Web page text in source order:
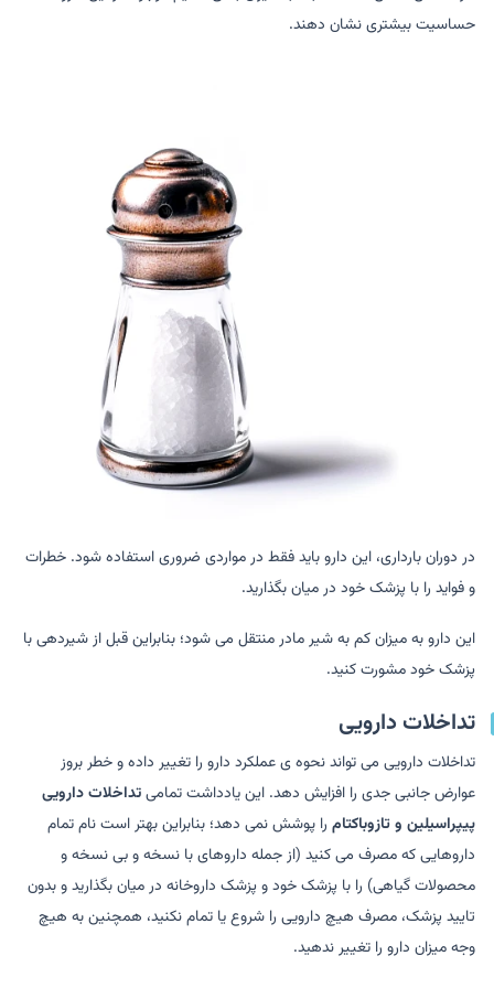
حساسیت بیشتری نشان دهند.
در دوران بارداری، این دارو باید فقط در مواردی ضروری استفاده شود. خطرات
و فواید را با پزشک خود در میان بگذارید.
این دارو به میزان کم به شیر مادر منتقل می شود؛ بنابراین قبل از شیردهی با
پزشک خود مشورت کنید.
تداخلات دارویی
تداخلات دارویی می تواند نحوه ی عملکرد دارو را تغییر داده و خطر بروز
عوارض جانبی جدی را افزایش دهد. این یادداشت تمامیتداخلات دارویی
پیپراسیلین و تازوباکتام را پوشش نمی دهد؛ بنابراین بهتر است نام تمام
داروهایی که مصرف می کنید (از جمله داروهای با نسخه و بی نسخه و
محصولات گیاهی) را با پزشک خود و پزشک داروخانه در میان بگذارید و بدون
تایید پزشک، مصرف هیچ دارویی را شروع یا تمام نکنید، همچنین به هیچ
وجه میزان دارو را تغییر ندهید.